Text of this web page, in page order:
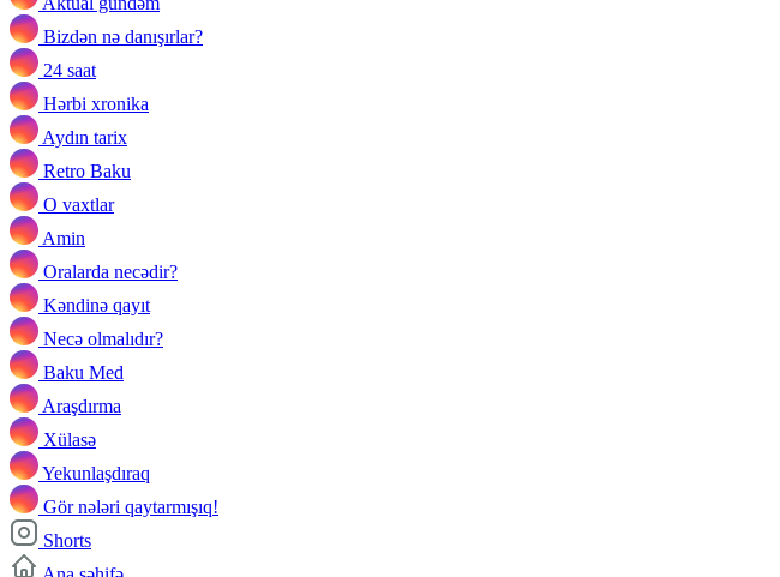
Bizdən nə danışırlar?
24 saat
Hərbi xronika
Aydın tarix
Retro Baku
O vaxtlar
Amin
Oralarda necədir?
Kəndinə qayıt
Necə olmalıdır?
Baku Med
Araşdırma
Xülasə
Yekunlaşdıraq
Gör nələri qaytarmışıq!
Shorts